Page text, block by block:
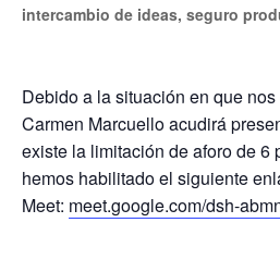
intercambio de ideas, seguro
Debido a la situación en que
Carmen Marcuello acudirá
existe la limitación de aforo de 6
hemos habilitado el siguiente
Meet: meet.google.com/dsh-